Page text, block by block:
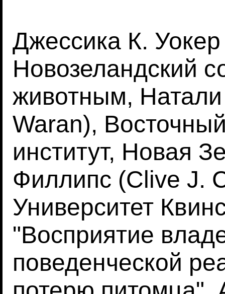
Джессика К.
Новозеландский
животным,
Waran),
институт, Новая
Филлипс (Clive J.
Университет
"Восприятие
поведенческой